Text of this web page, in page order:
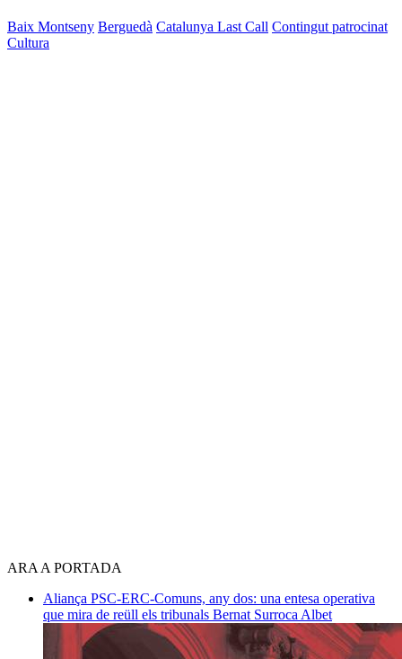
Baix Montseny Berguedà Catalunya Last Call Contingut patrocinat
Cultura
ARA A PORTADA
Aliança PSC-ERC-Comuns, any dos: una entesa operativa
que mira de reüll els tribunals Bernat Surroca Albet